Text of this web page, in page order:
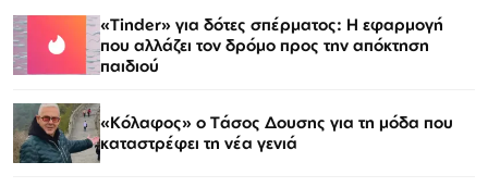
«Tinder» για δότες σπέρματος: Η εφαρμογή
που αλλάζει τον δρόμο προς την απόκτηση
παιδιού
«Κόλαφος» o Tάσος Δουσης για τη μόδα που
καταστρέφει τη νέα γενιά